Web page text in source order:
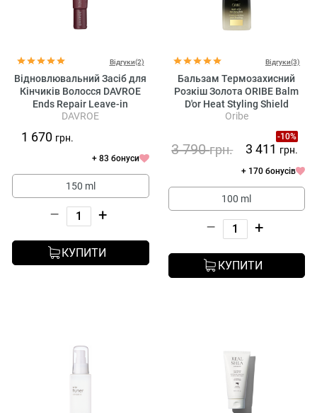
Відгуки(2)
Відновлювальний Засіб для
Кінчиків Волосся DAVROE
Ends Repair Leave-in
Treatment
DAVROE
1 670 грн.
+ 83 бонуси
150 ml
– +
КУПИТИ
Відгуки(3)
Бальзам Термозахисний
Розкіш Золота ORIBE Balm
D'or Heat Styling Shield
Oribe
-10%
3 790грн. 3 411 грн.
+ 170 бонусів
100 ml
– +
КУПИТИ